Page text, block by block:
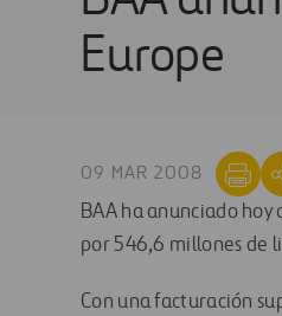
Europe
09 MAR 2008
BAA ha anunciado
por 546,6 millones de
Con una facturación